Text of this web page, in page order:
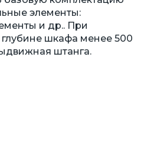
элементы:
и др.. При
шкафа менее 500
штанга.